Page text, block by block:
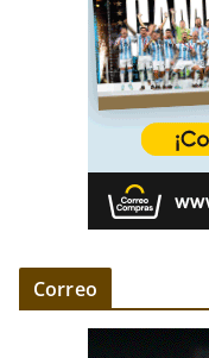
Correo